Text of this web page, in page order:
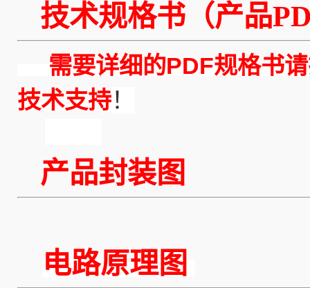
技术规格书（产品
需要详细的PDF规格书请
技术支持！
产品封装图
电路原理图